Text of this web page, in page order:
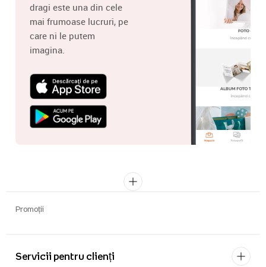
dragi este una din cele
mai frumoase lucruri, pe
care ni le putem
imagina.
Promoții
Servicii pentru clienți